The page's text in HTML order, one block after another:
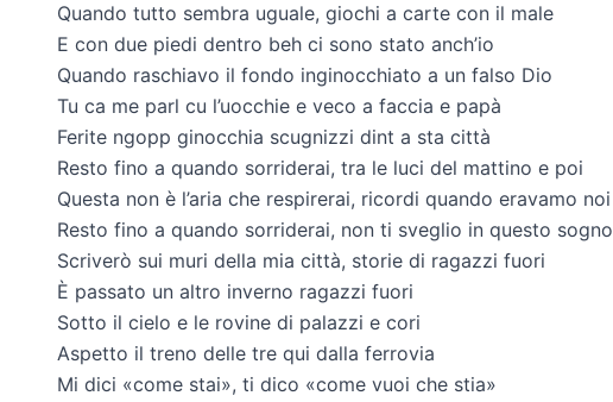
Quando tutto sembra uguale, giochi a carte con il male
E con due piedi dentro beh ci sono stato anch’io
Quando raschiavo il fondo inginocchiato a un falso Dio
Tu ca me parl cu l’uocchie e veco a faccia e papà
Ferite ngopp ginocchia scugnizzi dint a sta città
Resto fino a quando sorriderai, tra le luci del mattino e poi
Questa non è l’aria che respirerai, ricordi quando eravamo noi
Resto fino a quando sorriderai, non ti sveglio in questo sogno
Scriverò sui muri della mia città, storie di ragazzi fuori
È passato un altro inverno ragazzi fuori
Sotto il cielo e le rovine di palazzi e cori
Aspetto il treno delle tre qui dalla ferrovia
Mi dici «come stai», ti dico «come vuoi che stia»